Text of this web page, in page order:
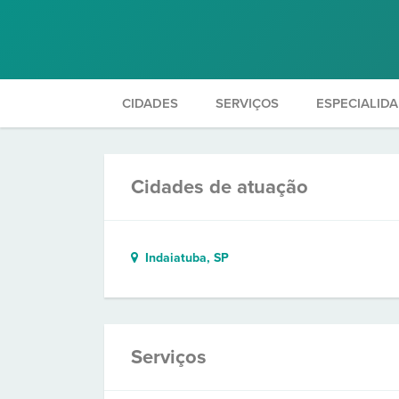
CIDADES SERVIÇOS
Cidades de atuação
Indaiatuba, SP
Serviços